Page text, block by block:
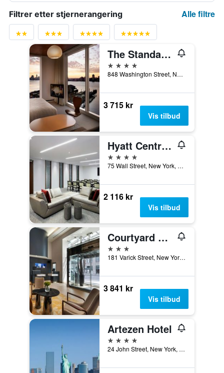
Filtrer etter stjernerangering Alle filtre
The Standard, High Line New York
4 stjerner
848 Washington Street, New York, NY, USA
3 715 kr
Vis tilbud
Hyatt Centric Wall Street
4 stjerner
75 Wall Street, New York, NY, USA
2 116 kr
Vis tilbud
Courtyard by Marriott New York Manhattan/SoHo
3 stjerner
181 Varick Street, New York, NY, USA
3 841 kr
Vis tilbud
Artezen Hotel
4 stjerner
24 John Street, New York, NY, USA